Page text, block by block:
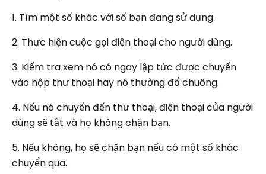
1. Tìm một số khác với số bạn đang sử dụng.
2. Thực hiện cuộc gọi điện thoại cho người dùng.
3. Kiểm tra xem nó có ngay lập tức được chuyển
vào hộp thư thoại hay nó thường đổ chuông.
4. Nếu nó chuyển đến thư thoại, điện thoại của người
dùng sẽ tắt và họ không chặn bạn.
5. Nếu không, họ sẽ chặn bạn nếu có một số khác
chuyển qua.